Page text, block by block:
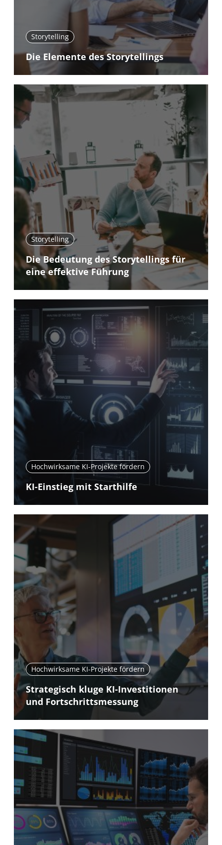
Storytelling
Die Elemente des Storytellings
Storytelling
Die Bedeutung des Storytellings für
eine effektive Führung
Hochwirksame KI-Projekte fördern
KI-Einstieg mit Starthilfe
Hochwirksame KI-Projekte fördern
Strategisch kluge KI-Investitionen
und Fortschrittsmessung